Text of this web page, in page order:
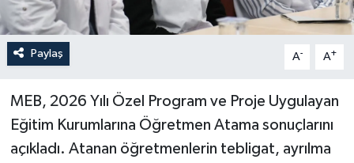
Paylaş A- A+
MEB, 2026 Yılı Özel Program ve Proje Uygulayan
Eğitim Kurumlarına Öğretmen Atama sonuçlarını
açıkladı. Atanan öğretmenlerin tebligat, ayrılma